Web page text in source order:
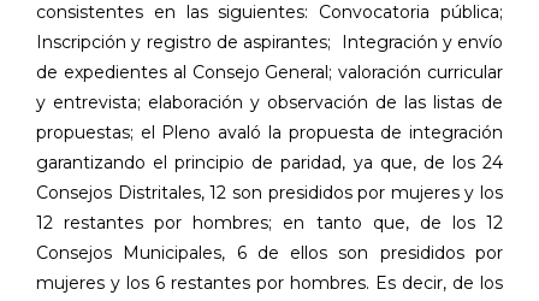
consistentes en las siguientes: Convocatoria pública;
Inscripción y registro de aspirantes;
Integración y envío
de expedientes al Consejo General; valoración curricular
y entrevista; elaboración y observación de las listas de
propuestas; el Pleno avaló la propuesta de integración
garantizando el principio de paridad, ya que, de los 24
Consejos Distritales, 12 son presididos por mujeres y los
12 restantes por hombres; en tanto que, de los 12
Consejos Municipales, 6 de ellos son presididos por
mujeres y los 6 restantes por hombres. Es decir, de los